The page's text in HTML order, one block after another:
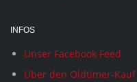
INFOS
Unser Facebook Feed
Über den Oldtimer-Kauf